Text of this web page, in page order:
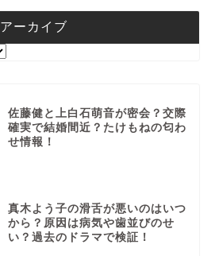
アーカイブ
佐藤健と上白石萌音が密会？交際
確実で結婚間近？たけもねの匂わ
せ情報！
真木よう子の滑舌が悪いのはいつ
から？原因は病気や歯並びのせ
い？過去のドラマで検証！